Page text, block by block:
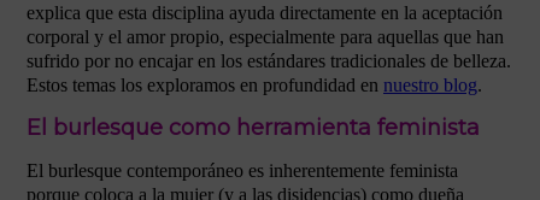
explica que esta disciplina ayuda directamente en la aceptación
corporal y el amor propio, especialmente para aquellas que han
sufrido por no encajar en los estándares tradicionales de belleza.
Estos temas los exploramos en profundidad en nuestro blog.
El burlesque como herramienta feminista
El burlesque contemporáneo es inherentemente feminista
porque coloca a la mujer (y a las disidencias) como dueña